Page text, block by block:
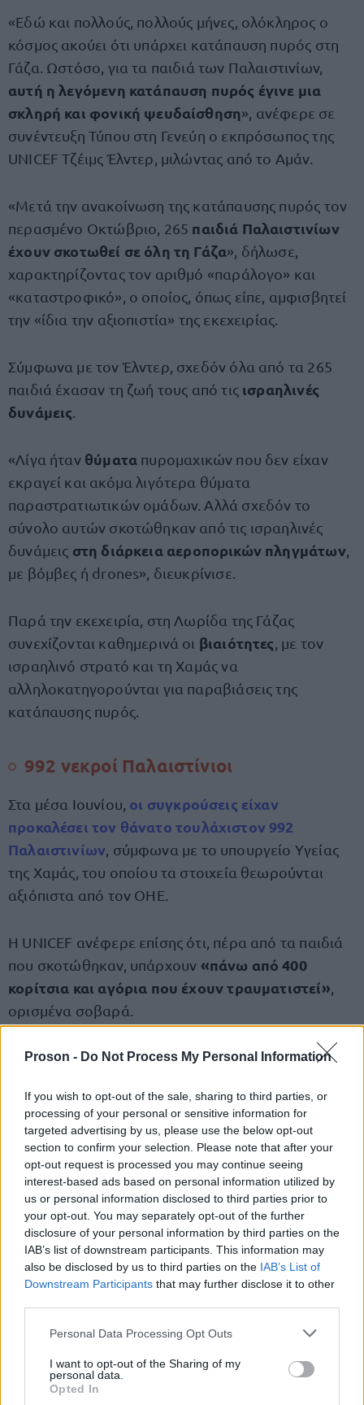
Proson - Do Not Process My Personal Information
If you wish to opt-out of the sale, sharing to third parties, or
processing of your personal or sensitive information for
targeted advertising by us, please use the below opt-out
section to confirm your selection. Please note that after your
opt-out request is processed you may continue seeing
interest-based ads based on personal information utilized by
us or personal information disclosed to third parties prior to
your opt-out. You may separately opt-out of the further
disclosure of your personal information by third parties on the
IAB’s list of downstream participants. This information may
also be disclosed by us to third parties on the IAB’s List of
Downstream Participants that may further disclose it to other
Please note that this website/app uses one or more Google
not limited to your visit or usage behaviour. You may click to
grant or deny consent to Google and its third-party tags to
use your data for below specified purposes in below Google
Personal Data Processing Opt Outs
I want to opt-out of the Sharing of my
personal data.
Opted In
«Εδώ και πολλούς, πολλούς μήνες, ολόκληρος ο
κόσμος ακούει ότι υπάρχει κατάπαυση πυρός στη
Γάζα. Ωστόσο, για τα παιδιά των Παλαιστινίων,
αυτή η λεγόμενη κατάπαυση πυρός έγινε μια
σκληρή και φονική ψευδαίσθηση», ανέφερε σε
συνέντευξη Τύπου στη Γενεύη ο εκπρόσωπος της
UNICEF Τζέιμς Έλντερ, μιλώντας από το Αμάν.
«Μετά την ανακοίνωση της κατάπαυσης πυρός τον
περασμένο Οκτώβριο, 265 παιδιά Παλαιστινίων
έχουν σκοτωθεί σε όλη τη Γάζα», δήλωσε,
χαρακτηρίζοντας τον αριθμό «παράλογο» και
«καταστροφικό», ο οποίος, όπως είπε, αμφισβητεί
την «ίδια την αξιοπιστία» της εκεχειρίας.
Σύμφωνα με τον Έλντερ, σχεδόν όλα από τα 265
παιδιά έχασαν τη ζωή τους από τις ισραηλινές
δυνάμεις
«Λίγα ήταν θύματα πυρομαχικών που δεν είχαν
εκραγεί και ακόμα λιγότερα θύματα
παραστρατιωτικών ομάδων. Αλλά σχεδόν το
σύνολο αυτών σκοτώθηκαν από τις ισραηλινές
δυνάμεις στη διάρκεια αεροπορικών πληγμάτων,
με βόμβες ή drones», διευκρίνισε.
Παρά την εκεχειρία, στη Λωρίδα της Γάζας
συνεχίζονται καθημερινά οι βιαιότητες , με τον
ισραηλινό στρατό και τη Χαμάς να
αλληλοκατηγορούνται για παραβιάσεις της
κατάπαυσης πυρός.
992 νεκροί Παλαιστίνιοι
Στα μέσα Ιουνίου, οι συγκρούσεις είχαν
προκαλέσει τον θάνατο τουλάχιστον 992
Παλαιστινίων , σύμφωνα με το υπουργείο Υγείας
της Χαμάς, του οποίου τα στοιχεία θεωρούνται
αξιόπιστα από τον ΟΗΕ.
Η UNICEF ανέφερε επίσης ότι, πέρα από τα παιδιά
που σκοτώθηκαν, υπάρχουν «πάνω από 400
κορίτσια και αγόρια που έχουν τραυματιστεί»
ορισμένα σοβαρά.
«Πρέπει να σταματήσουμε να δεχόμαστε επίπεδα
διεθνή κατακραυγή οπουδήποτε αλλού στον
κόσμο. Πρέπει να σταματήσουμε να θεωρούμε
φυσιολογικό το μη φυσιολογικό», δήλωσε ο
Έλντερ.
Η UNICEF προειδοποίησε επίσης για τηνεπείγουσα
ανάγκη μεταφοράς εκατοντάδων παιδιών για
ιατρική περίθαλψη.
«Οι περιορισμοί στα βασικά φάρμακα σημαίνουν
ότι τα τραυματισμένα παιδιά υφίστανται
πρόσθετα
δεινά και αντιμετωπίζουν αυξημένο κίνδυνο
μόλυνσης, επιπλοκών και νέων